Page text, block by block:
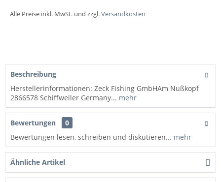
Alle Preise inkl. MwSt. und zzgl.Versandkosten
Beschreibung
Herstellerinformationen: Zeck Fishing GmbHAm Nußkopf
2866578 Schiffweiler Germany... mehr
Bewertungen
0
Bewertungen lesen, schreiben und diskutieren... mehr
Ähnliche Artikel